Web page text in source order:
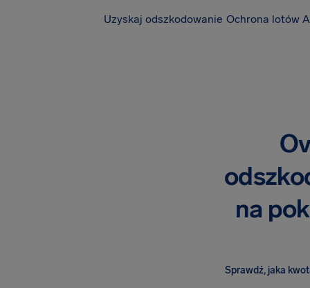
Uzyskaj odszkodowanie Ochrona lotów
na
Sprawdź, jaka